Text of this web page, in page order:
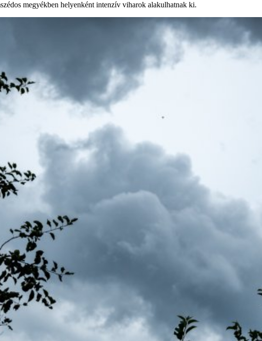
megyékben helyenként intenzív viharok alakulhatnak ki.